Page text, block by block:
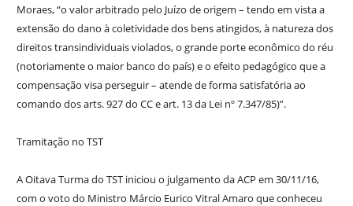
Moraes, “o valor arbitrado pelo Juízo de origem – tendo em vista a
extensão do dano à coletividade dos bens atingidos, à natureza dos
direitos transindividuais violados, o grande porte econômico do réu
(notoriamente o maior banco do país) e o efeito pedagógico que a
compensação visa perseguir – atende de forma satisfatória ao
comando dos arts. 927 do CC e art. 13 da Lei nº 7.347/85)”.
Tramitação no TST
A Oitava Turma do TST iniciou o julgamento da ACP em 30/11/16,
com o voto do Ministro Márcio Eurico Vitral Amaro que conheceu